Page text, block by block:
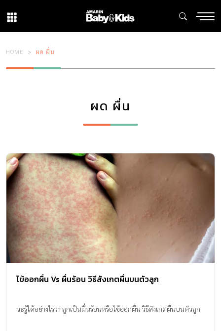
HOME ผด ผื่น
ผด ผื่น
ไข้ออกผื่น Vs ผื่นร้อน วิธีสังเกตผื่นบนตัวลูก
จะรู้ได้อย่างไรว่า ลูกเป็นผื่นร้อนหรือไข้ออกผื่น วิธีสังเกตผื่นบนตัวลูก